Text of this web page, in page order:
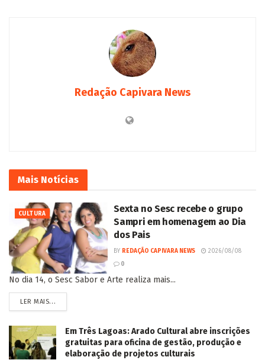
Redação Capivara News
Mais Notícias
CULTURA
Sexta no Sesc recebe o grupo
Sampri em homenagem ao Dia
dos Pais
BY REDAÇÃO CAPIVARA NEWS
2026/08/08
0
No dia 14, o Sesc Sabor e Arte realiza mais...
LER MAIS...
Em Três Lagoas: Arado Cultural abre inscrições
gratuitas para oficina de gestão, produção e
elaboração de projetos culturais